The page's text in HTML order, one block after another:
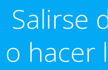
Salirse
o hacer